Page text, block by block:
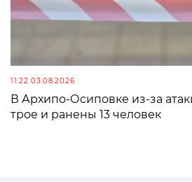
11:22 03.08.2026
В Архипо-Осиповке из-за
трое и ранены 13 человек